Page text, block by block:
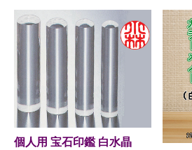
個人用 宝石印鑑 白水晶